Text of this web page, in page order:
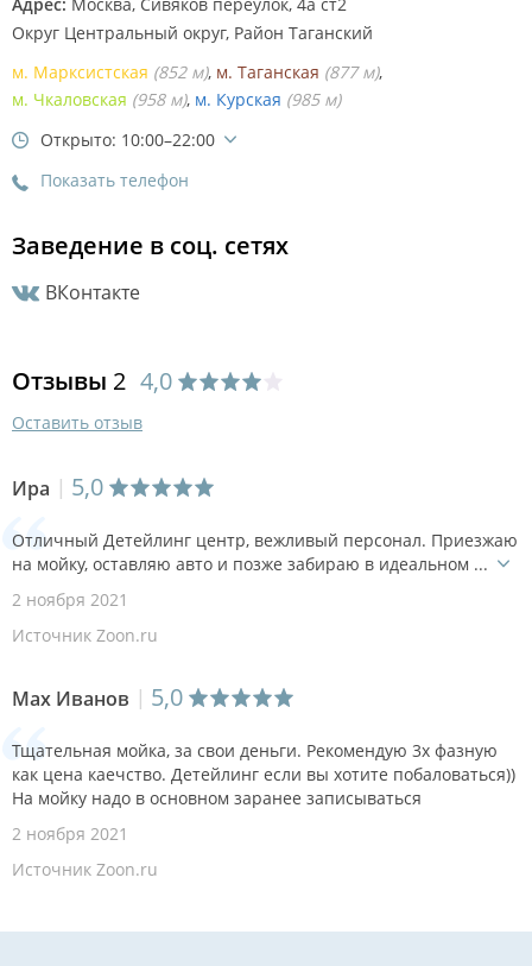
Адрес: Москва, Сивяков переулок, 4а ст2
Округ Центральный округ, Район Таганский
м. Марксистская (852 м) м. Таганская (877 м)
м. Чкаловская (958 м) м. Курская (985 м)
Открыто: 10:00–22:00
Показать телефон
Заведение в соц. сетях
ВКонтакте
Отзывы 2 4,0
Оставить отзыв
Ира 5,0
Отличный Детейлинг центр, вежливый персонал. Приезжаю
на мойку, оставляю авто и позже забираю в идеальном ...
2 ноября 2021
Источник Zoon.ru
Max Иванов 5,0
Тщательная мойка, за свои деньги. Рекомендую 3х фазную
как цена каечство. Детейлинг если вы хотите побаловаться))
На мойку надо в основном заранее записываться
2 ноября 2021
Источник Zoon.ru